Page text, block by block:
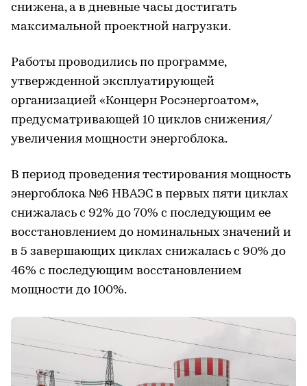
снижена, а в дневные часы достигать
максимальной проектной нагрузки.
Работы проводились по программе,
утвержденной эксплуатирующей
организацией «Концерн Росэнергоатом»,
предусматривающей 10 циклов снижения/
увеличения мощности энергоблока.
В период проведения тестирования мощность
энергоблока №6 НВАЭС в первых пяти циклах
снижалась с 92% до 70% с последующим ее
восстановлением до номинальных значений и
в 5 завершающих циклах снижалась с 90% до
46% с последующим восстановлением
мощности до 100%.